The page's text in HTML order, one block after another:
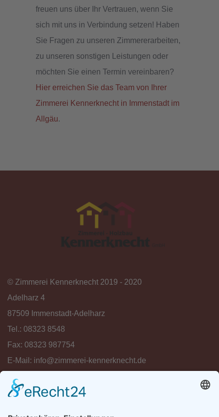
freuen uns über Ihr Vertrauen, wenn Sie
sich mit uns in Verbindung setzen! Haben
Sie Fragen zu unseren Zimmererarbeiten,
zu unseren sonstigen Leistungen oder
möchten Sie einen Termin vereinbaren?
Hier erreichen Sie das Team von Ihrer
Zimmerei Kennerknecht in Immenstadt im
Allgäu.
© Zimmerei Kennerknecht 2019 - 2020
Adelharz 4
87509 Immenstadt-Adelharz
Tel.: 08323 8548
Fax: 08323 987754
E-Mail: info@zimmerei-kennerknecht.de